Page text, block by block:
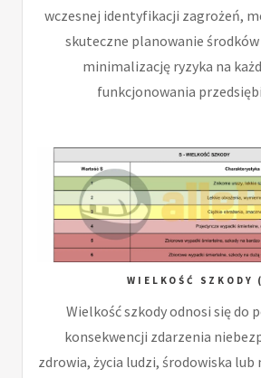
wczesnej identyfikacji zagrożeń,
skuteczne planowanie
minimalizację ryzyka na
funkcjonowania
WIELKOŚĆ SZKODY
Wielkość szkody odnosi się do
konsekwencji zdarzenia
zdrowia, życia ludzi, środowiska lub